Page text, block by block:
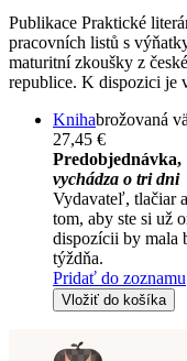
Publikace Praktické
pracovních listů s
maturitní zkoušky z
republice. K dispozici je
Knihabrožovaná
27,45 €
Predobjednávka,
vychádza o tri dni
Vydavateľ, tlačiar
tom, aby ste si už
dispozícii by mala
týždňa.
Pridať do zoznamu
Vložiť do košíka